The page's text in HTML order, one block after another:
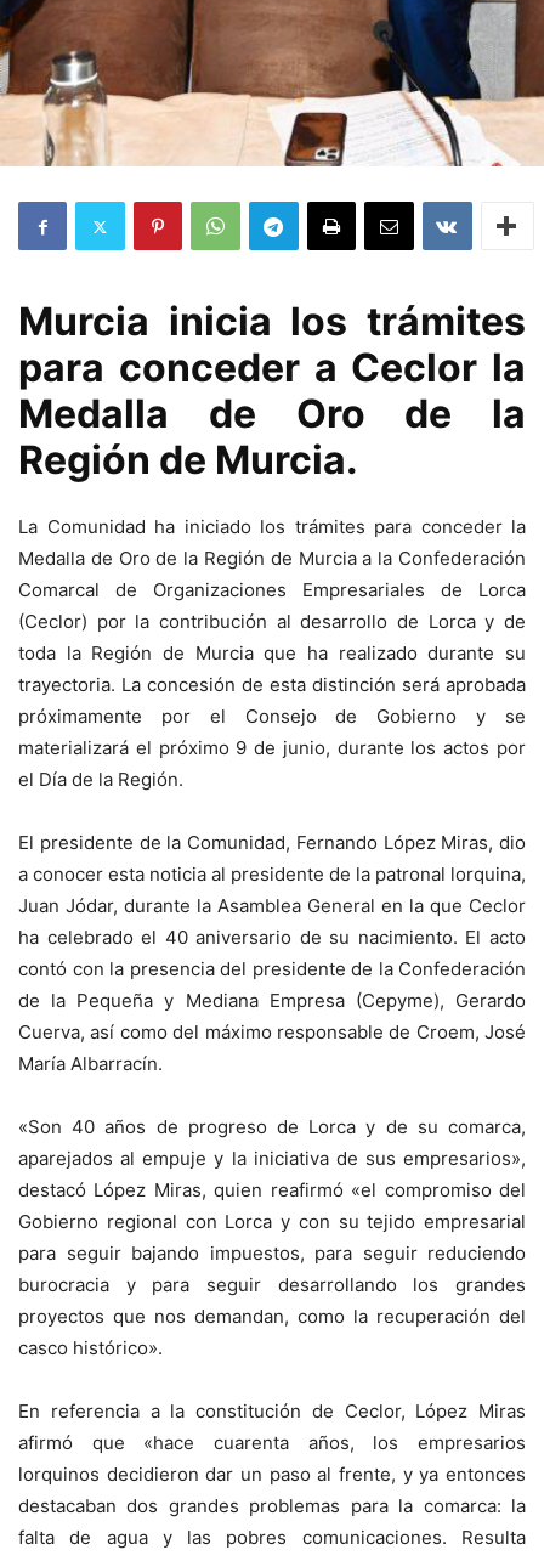
Murcia inicia los trámites
para conceder a Ceclor la
Medalla de Oro de la
Región de Murcia.
La Comunidad ha iniciado los trámites para conceder la
Medalla de Oro de la Región de Murcia a la Confederación
Comarcal de Organizaciones Empresariales de Lorca
(Ceclor) por la contribución al desarrollo de Lorca y de
toda la Región de Murcia que ha realizado durante su
trayectoria. La concesión de esta distinción será aprobada
próximamente por el Consejo de Gobierno y se
materializará el próximo 9 de junio, durante los actos por
el Día de la Región.
El presidente de la Comunidad, Fernando López Miras, dio
a conocer esta noticia al presidente de la patronal lorquina,
Juan Jódar, durante la Asamblea General en la que Ceclor
ha celebrado el 40 aniversario de su nacimiento. El acto
contó con la presencia del presidente de la Confederación
de la Pequeña y Mediana Empresa (Cepyme), Gerardo
Cuerva, así como del máximo responsable de Croem, José
María Albarracín.
«Son 40 años de progreso de Lorca y de su comarca,
aparejados al empuje y la iniciativa de sus empresarios»,
destacó López Miras, quien reafirmó «el compromiso del
Gobierno regional con Lorca y con su tejido empresarial
para seguir bajando impuestos, para seguir reduciendo
burocracia y para seguir desarrollando los grandes
proyectos que nos demandan, como la recuperación del
casco histórico».
En referencia a la constitución de Ceclor, López Miras
afirmó que «hace cuarenta años, los empresarios
lorquinos decidieron dar un paso al frente, y ya entonces
destacaban dos grandes problemas para la comarca: la
falta de agua y las pobres comunicaciones. Resulta